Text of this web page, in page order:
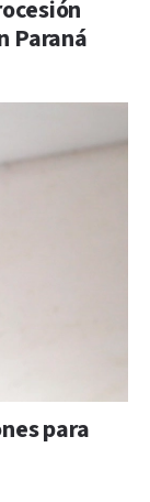
Paraná
para